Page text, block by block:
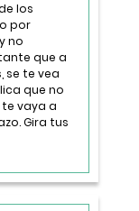
los
por
no
que a
se te vea
que no
vaya a
Gira tus